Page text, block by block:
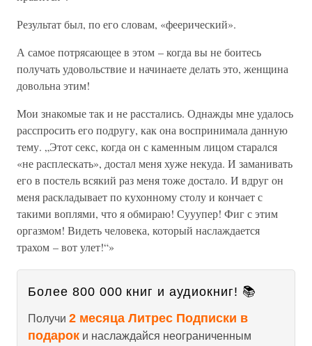
Результат был, по его словам, «феерический».
А самое потрясающее в этом – когда вы не боитесь
получать удовольствие и начинаете делать это, женщина
довольна этим!
Мои знакомые так и не расстались. Однажды мне удалось
расспросить его подругу, как она воспринимала данную
тему. „Этот секс, когда он с каменным лицом старался
«не расплескать», достал меня хуже некуда. И заманивать
его в постель всякий раз меня тоже достало. И вдруг он
меня раскладывает по кухонному столу и кончает с
такими воплями, что я обмираю! Сууупер! Фиг с этим
оргазмом! Видеть человека, который наслаждается
трахом – вот улет!“»
Более 800 000 книг и аудиокниг! 📚
Получи 2 месяца Литрес Подписки в
подарок и наслаждайся неограниченным